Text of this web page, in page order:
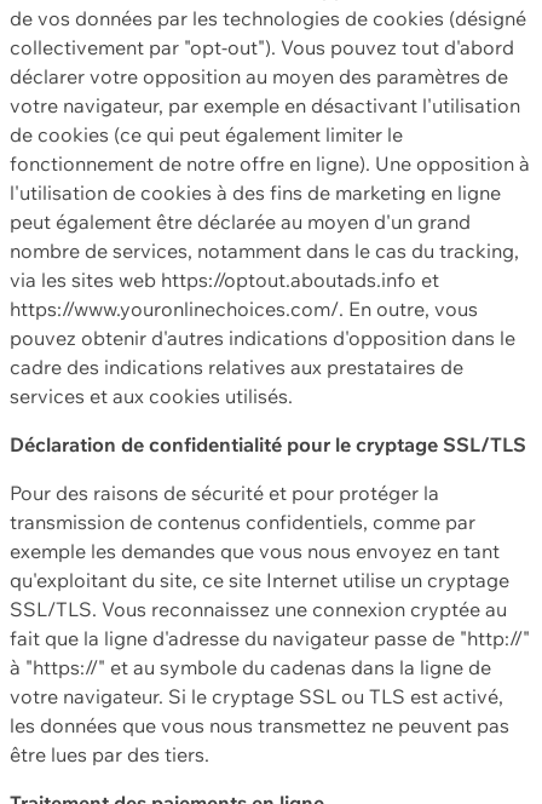
de vos données par les technologies de cookies (désigné
collectivement par "opt-out"). Vous pouvez tout d'abord
déclarer votre opposition au moyen des paramètres de
votre navigateur, par exemple en désactivant l'utilisation
de cookies (ce qui peut également limiter le
fonctionnement de notre offre en ligne). Une opposition à
l'utilisation de cookies à des fins de marketing en ligne
peut également être déclarée au moyen d'un grand
nombre de services, notamment dans le cas du tracking,
via les sites web https://optout.aboutads.info et
https://www.youronlinechoices.com/. En outre, vous
pouvez obtenir d'autres indications d'opposition dans le
cadre des indications relatives aux prestataires de
services et aux cookies utilisés.
Déclaration de confidentialité pour le cryptage SSL/TLS
Pour des raisons de sécurité et pour protéger la
transmission de contenus confidentiels, comme par
exemple les demandes que vous nous envoyez en tant
qu'exploitant du site, ce site Internet utilise un cryptage
SSL/TLS. Vous reconnaissez une connexion cryptée au
fait que la ligne d'adresse du navigateur passe de "http://"
à "https://" et au symbole du cadenas dans la ligne de
votre navigateur. Si le cryptage SSL ou TLS est activé,
les données que vous nous transmettez ne peuvent pas
être lues par des tiers.